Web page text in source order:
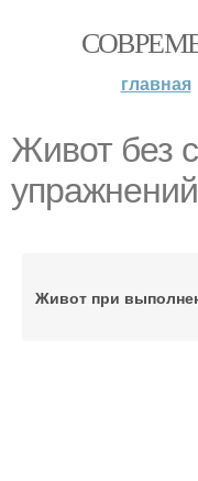
главная
Живот без
упражнений
Живот при